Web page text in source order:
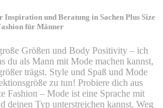
und Beratung in Sachen Plus Size
für Männer
Größen und Body Positivity – ich
du als Mann mit Mode machen kannst,
trägst. Style und Spaß und Mode
zu tun! Probiere dich aus
Fashion – Mode ist eine Sprache mit
deinen Typ unterstreichen kannst. Weg